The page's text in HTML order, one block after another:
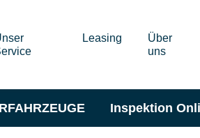
Leasing
Über
uns
Inspektion